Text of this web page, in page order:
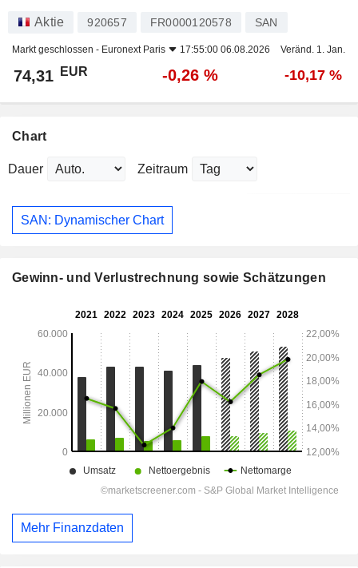
Aktie 920657 FR0000120578 SAN
Markt geschlossen - Euronext Paris 17:55:00 06.08.2026 Veränd. 1. Jan.
74,31 EUR -0,26 % -10,17 %
Chart
Dauer Zeitraum
SAN: Dynamischer Chart
Gewinn- und Verlustrechnung sowie Schätzungen
Mehr Finanzdaten